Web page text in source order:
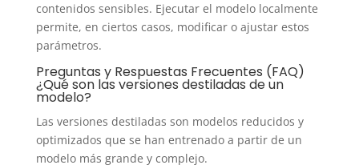
contenidos sensibles. Ejecutar el modelo localmente
permite, en ciertos casos, modificar o ajustar estos
parámetros.
Preguntas y Respuestas Frecuentes (FAQ)
¿Qué son las versiones destiladas de un
modelo?
Las versiones destiladas son modelos reducidos y
optimizados que se han entrenado a partir de un
modelo más grande y complejo.